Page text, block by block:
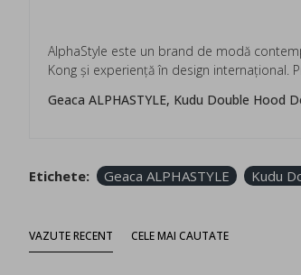
AlphaStyle este un brand de modă
Kong şi experienţă în design internaţional.
Geaca ALPHASTYLE, Kudu Double Hood
Etichete: Geaca ALPHASTYLE Kudu
VAZUTE RECENT CELE MAI CAUTATE